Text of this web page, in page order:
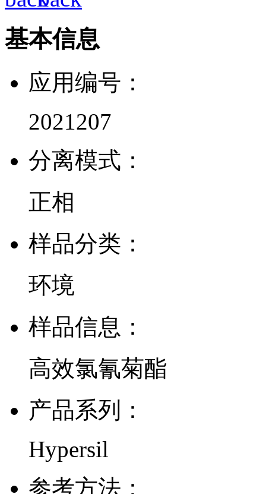
基本信息
应用编号：
2021207
分离模式：
正相
样品分类：
环境
样品信息：
高效氯氰菊酯
产品系列：
Hypersil
参考方法：